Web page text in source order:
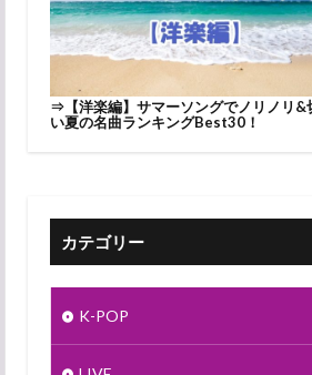
⇒ 【洋楽編】サマーソングでノリノリ&
い夏の名曲ランキングBest30！
カテゴリー
K-POP